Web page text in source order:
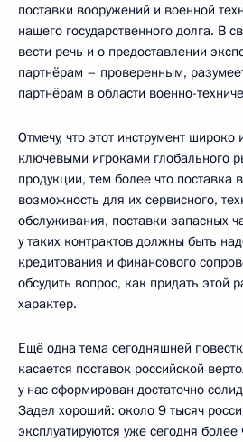
поставки вооружений и военной
нашего государственного долга. В
вести речь и о предоставлении
партнёрам – проверенным,
партнёрам в области военно-
Отмечу, что этот инструмент широко
ключевыми игроками глобального
продукции, тем более что поставка
возможность для их сервисного,
обслуживания, поставки запасных
у таких контрактов должны быть
кредитования и финансового
обсудить вопрос, как придать этой
характер.
Ещё одна тема сегодняшней
касается поставок российской
у нас сформирован достаточно
Задел хороший: около 9 тысяч
эксплуатируются уже сегодня